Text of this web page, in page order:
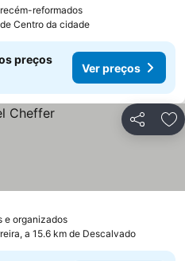
reformados
Centro da cidade
preços
Ver preços
Partilhar
e organizados
a 15.6 km de Descalvado